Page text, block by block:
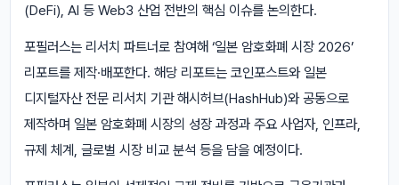
(DeFi), AI 등 Web3 산업 전반의 핵심 이슈를 논의한다.
포필러스는 리서치 파트너로 참여해 ‘일본 암호화폐 시장 2026’
리포트를 제작·배포한다. 해당 리포트는 코인포스트와 일본
디지털자산 전문 리서치 기관 해시허브(HashHub)와 공동으로
제작하며 일본 암호화폐 시장의 성장 과정과 주요 사업자, 인프라,
규제 체계, 글로벌 시장 비교 분석 등을 담을 예정이다.